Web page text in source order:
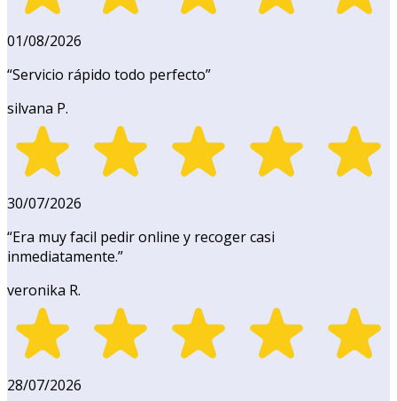
01/08/2026
“Servicio rápido todo perfecto”
silvana P.
30/07/2026
“Era muy facil pedir online y recoger casi
inmediatamente.”
veronika R.
28/07/2026